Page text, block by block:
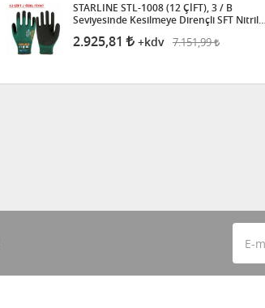
STARLINE STL-1008 (12 ÇİFT), 3 / B
Seviyesinde Kesilmeye Dirençli SFT Nitril
2.925,81 +kdv 7.151,99